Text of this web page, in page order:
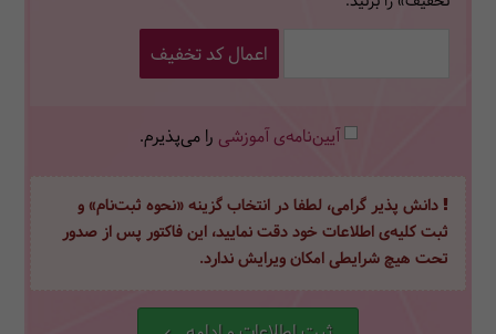
اعمال کد تخفیف
آیین‌نامه‌ی آموزشی را می‌پذیرم.
دانش پذیر گرامی، لطفا در انتخاب گزینه «نحوه ثبت‌نام» و
ثبت کلیه‌ی اطلاعات خود دقت نمایید، این فاکتور پس از صدور
تحت هیچ شرایطی امکان ویرایش ندارد.